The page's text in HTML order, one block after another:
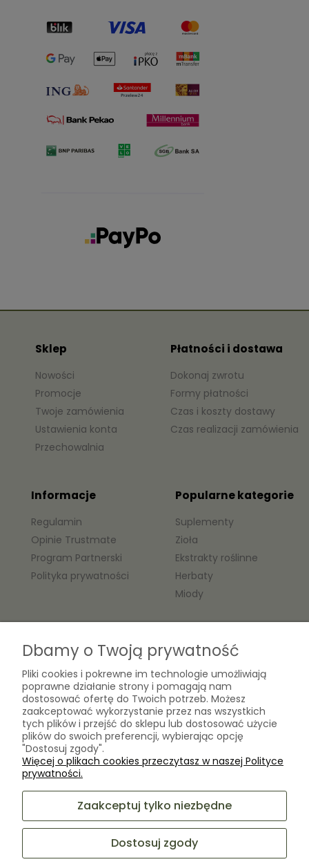
Laboratorium Zielarza Sp. z
o.o.
ul. Kopernika 10A
05-825 Grodzisk Mazowiecki
sklep@laboratoriumzielarza.pl
Sklep
Nowości
Promocje
Twoje zamówienia
Ustawienia konta
Przechowalnia
Płatności i dostawa
Dokonaj zwrotu
Formy płatności
Czas i koszty dostawy
Czas realizacji zamówienia
Informacje
Regulamin
Opinie Trustmate
Program Partnerski
Polityka prywatności
Popularne kategorie
Suplementy
Zioła
Ekstrakty roślinne
Herbaty
Miody
O nas
Kontakt
Biogram Henryk Różański
Blog
O firmie
Dbamy o Twoją prywatność
Pliki cookies i pokrewne im technologie umożliwiają
poprawne działanie strony i pomagają nam
dostosować ofertę do Twoich potrzeb. Możesz
zaakceptować wykorzystanie przez nas wszystkich
tych plików i przejść do sklepu lub dostosować użycie
plików do swoich preferencji, wybierając opcję
"Dostosuj zgody".
Więcej o plikach cookies przeczytasz w naszej Polityce
prywatności.
Zaakceptuj tylko niezbędne
Dostosuj zgody